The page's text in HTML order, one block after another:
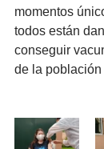
momentos
todos están
conseguir
de la